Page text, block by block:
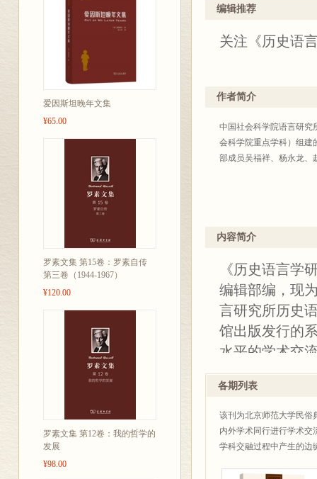
爱因斯坦晚年文集
¥65.00
罗素文集 第15卷：罗素自传
第三卷（1944-1967）
¥120.00
罗素文集 第12卷：我的哲学的
发展
¥98.00
编辑推荐
关注《历史语
作者简介
中国社会科学院语言研究
会科学院重点学科）组建
部成员吴福祥、杨永龙、
内容简介
《历史语言学
编辑部编，现
言研究所历史
馆出版发行的
水平的学术交
创刊以来，发
本辑为《历史
九辑均为庆祝
及汉语音韵、
各期列表
该刊为北京师范大学民俗
内外学术同行进行学术交
学科交融过程中产生的边